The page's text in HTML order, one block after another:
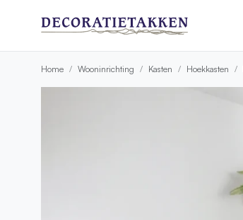
Home Wooninrichting Kasten Hoekkasten